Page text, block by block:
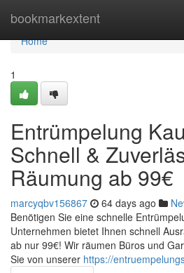
bookmarkextent
Home
Home
1
Entrümpelung
Schnell &
Räumung ab 99€
marcyqbv156867 64 days ago
Benötigen Sie eine schnelle
Unternehmen bietet Ihnen schnell
ab nur 99€! Wir räumen Büros und
Sie von unserer https://